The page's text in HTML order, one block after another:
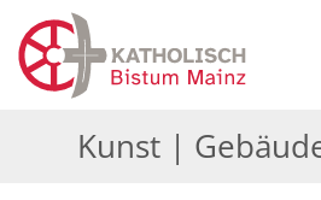
Zum Inhalt springen
Kunst |